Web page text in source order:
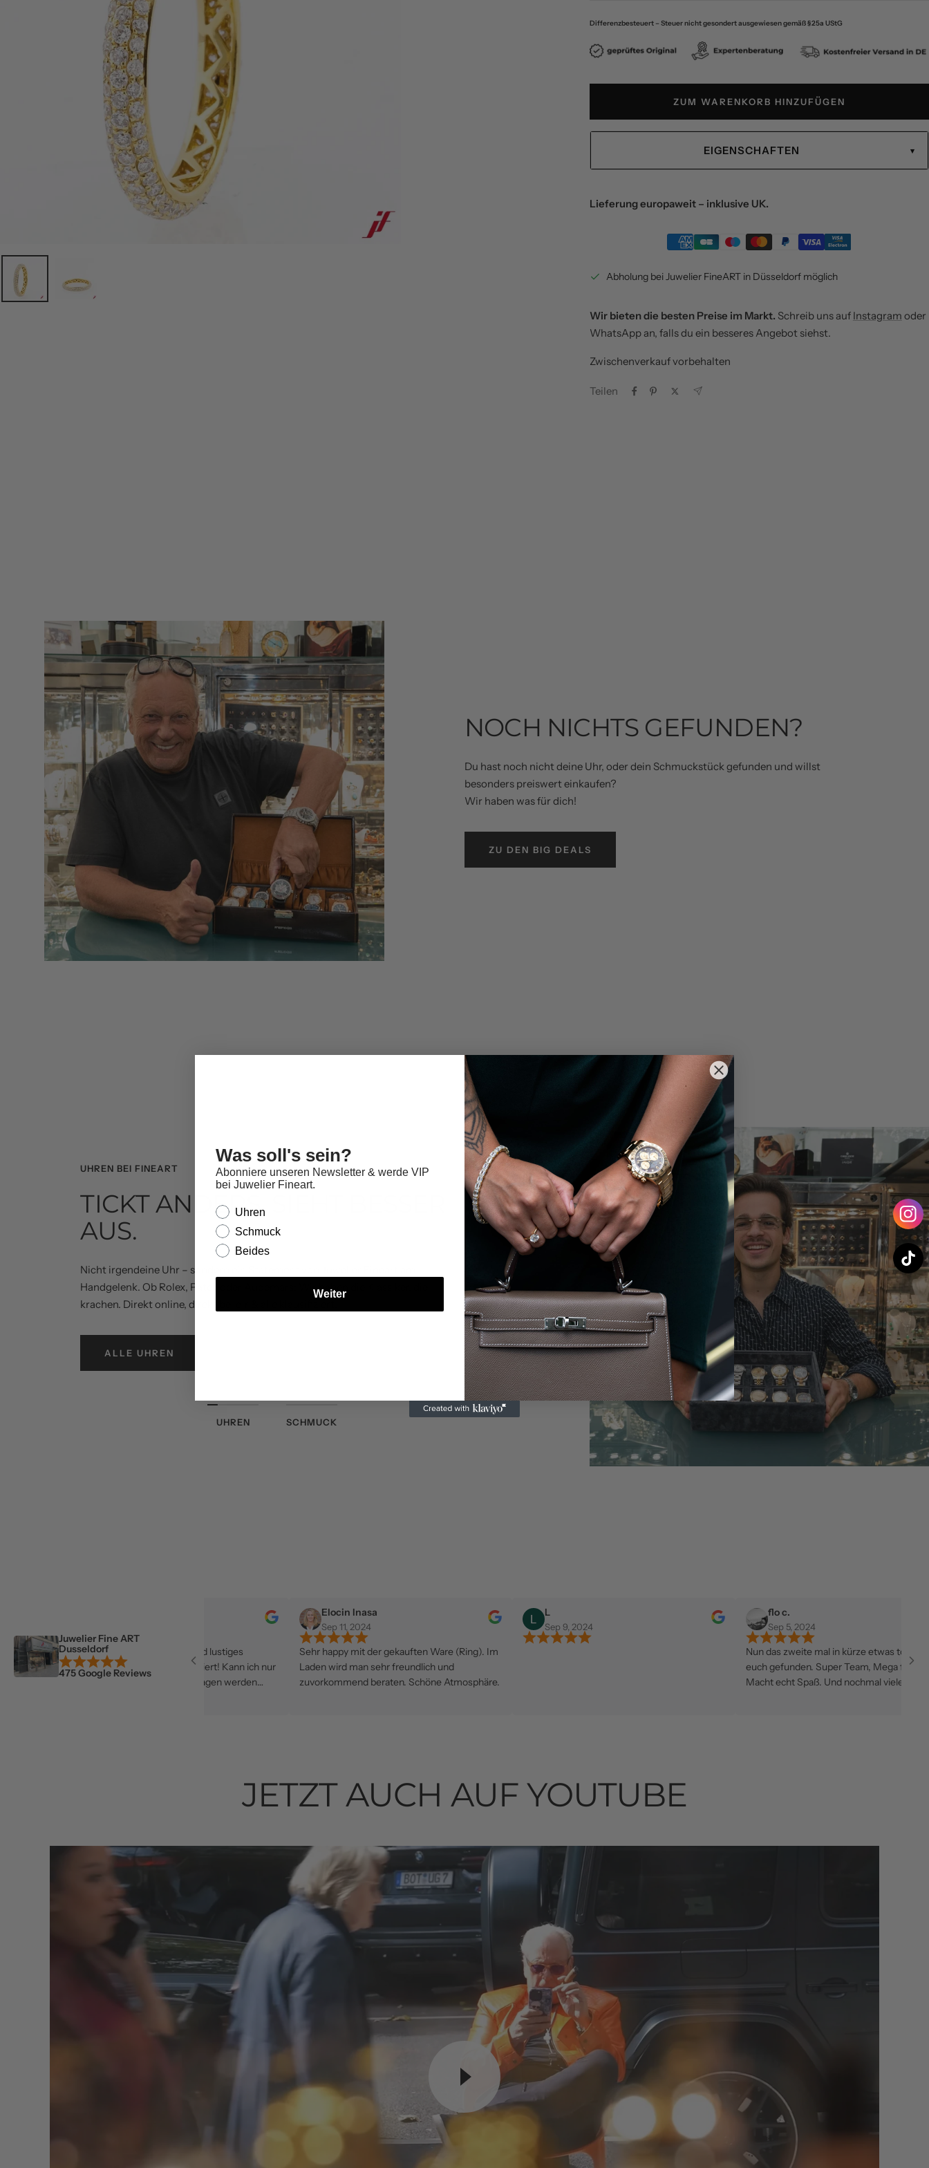
Differenzbesteuert – Steuer nicht gesondert ausgewiesen gemäß § 25a UStG
ZUM WARENKORB HINZUFÜGEN
EIGENSCHAFTEN
Lieferung europaweit – inklusive UK.
Abholung bei Juwelier FineART in Düsseldorf möglich
Wir bieten die besten Preise im Markt. Schreib uns auf Instagram oder
WhatsApp an, falls du ein besseres Angebot siehst.
Zwischenverkauf vorbehalten
Teilen
NOCH NICHTS GEFUNDEN?
Du hast noch nicht deine Uhr, oder dein Schmuckstück gefunden und willst
besonders preiswert einkaufen?
Wir haben was für dich!
ZU DEN BIG DEALS
UHREN BEI FINEART
TICKT ANDERS. SIEHT BESSER
AUS.
Nicht irgendeine Uhr – sondern ein Statement von Juwelier Fineart am
Handgelenk. Ob Rolex, Patek oder Audemars: Wir haben die Klassiker, die
krachen. Direkt online, direkt bei dir & alle klausifiziert.
ALLE UHREN
UHREN SCHMUCK
Juwelier Fine ART
Dusseldorf
475 Google Reviews
Super freundlich, schönes und lustiges
Kauferlebnis, alles unkompliziert! Kann ich nur
empfehlen! Alle wichtigen Fragen werden
Elocin Inasa
Sep 11, 2024
Sehr happy mit der gekauften Ware (Ring). Im
Laden wird man sehr freundlich und
zuvorkommend beraten. Schöne Atmosphäre.
L
Sep 9, 2024
flo c.
Sep 5, 2024
Nun das zweite mal in kürze etwas tolles bei
euch gefunden. Super Team, Mega freundlich.
Macht echt Spaß. Und nochmal vielen Dank für
JETZT AUCH AUF YOUTUBE
Was soll's sein?
Abonniere unseren Newsletter & werde VIP
bei Juwelier Fineart.
Interesse
Uhren
Schmuck
Beides
Weiter